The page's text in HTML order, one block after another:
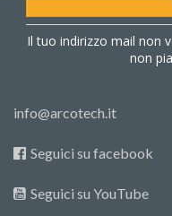
Il tuo indirizzo mail non
non
info@arcotech.it
Seguici su facebook
Seguici su YouTube